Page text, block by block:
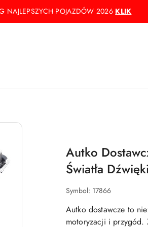
NAJLEPSZYCH POJAZDÓW 2026 KLIK
Autko
Światła
Symbol: 17866
Autko dostawcze to
motoryzacji i przygód.